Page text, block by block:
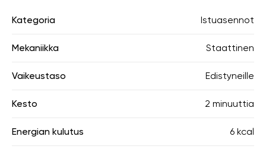
Kategoria Istuasennot
Mekaniikka Staattinen
Vaikeustaso Edistyneille
Kesto 2 minuuttia
Energian kulutus 6 kcal